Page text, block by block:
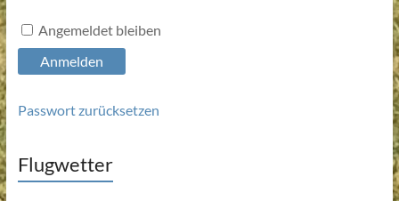
Angemeldet bleiben
Anmelden
Passwort zurücksetzen
Flugwetter